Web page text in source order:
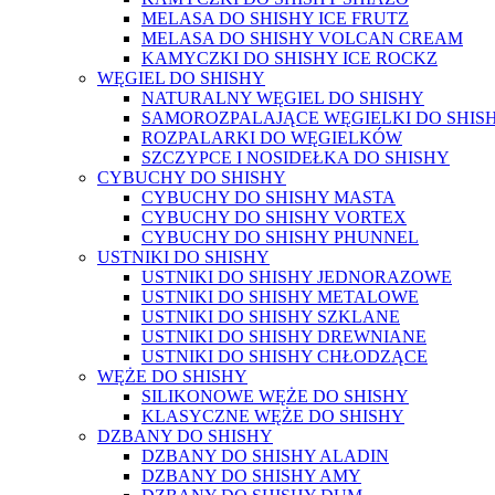
MELASA DO SHISHY ICE FRUTZ
MELASA DO SHISHY VOLCAN CREAM
KAMYCZKI DO SHISHY ICE ROCKZ
WĘGIEL DO SHISHY
NATURALNY WĘGIEL DO SHISHY
SAMOROZPALAJĄCE WĘGIELKI DO
ROZPALARKI DO WĘGIELKÓW
SZCZYPCE I NOSIDEŁKA DO SHISHY
CYBUCHY DO SHISHY
CYBUCHY DO SHISHY MASTA
CYBUCHY DO SHISHY VORTEX
CYBUCHY DO SHISHY PHUNNEL
USTNIKI DO SHISHY
USTNIKI DO SHISHY JEDNORAZOWE
USTNIKI DO SHISHY METALOWE
USTNIKI DO SHISHY SZKLANE
USTNIKI DO SHISHY DREWNIANE
USTNIKI DO SHISHY CHŁODZĄCE
WĘŻE DO SHISHY
SILIKONOWE WĘŻE DO SHISHY
KLASYCZNE WĘŻE DO SHISHY
DZBANY DO SHISHY
DZBANY DO SHISHY ALADIN
DZBANY DO SHISHY AMY